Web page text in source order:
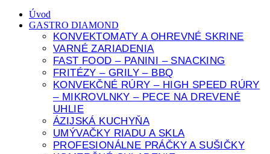
Úvod
GASTRO DIAMOND
KONVEKTOMATY A OHREVNÉ SKRINE
VARNÉ ZARIADENIA
FAST FOOD – PANINI – SNACKING
FRITÉZY – GRILY – BBQ
KONVEKČNÉ RÚRY – HIGH SPEED RÚRY
– MIKROVLNKY – PECE NA DREVENÉ
UHLIE
ÁZIJSKÁ KUCHYŇA
UMÝVAČKY RIADU A SKLA
PROFESIONÁLNE PRÁČKY A SUŠIČKY